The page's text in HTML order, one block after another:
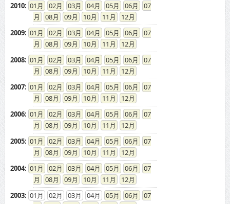
08
09 10 11
12
01 02 03 04 05 06
08
09 10 11
12
01 02 03 04 05 06
08
09 10 11
12
01 02 03 04 05 06
08
09 10 11
12
01 02 03 04 05 06
08
09 10 11
12
01 02 03 04 05 06
08
09 10 11
12
01 02 03 04 05 06
08
09 10 11 12